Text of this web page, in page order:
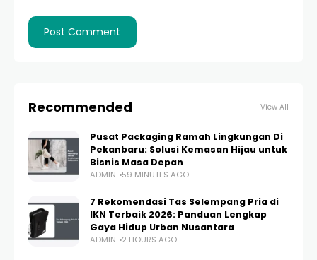
Recommended View All
Pusat Packaging Ramah Lingkungan Di
Pekanbaru: Solusi Kemasan Hijau untuk
Bisnis Masa Depan
ADMIN 59 MINUTES AGO
7 Rekomendasi Tas Selempang Pria di
IKN Terbaik 2026: Panduan Lengkap
Gaya Hidup Urban Nusantara
ADMIN 2 HOURS AGO